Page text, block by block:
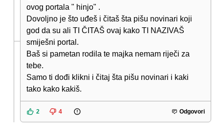
ovog portala " hinjo" .
Dovoljno je što uđeš i čitaš šta pišu novinari koji
god da su ali TI ČITAŠ ovaj kako TI NAZIVAŠ
smiješni portal.
Baš si pametan rodila te majka nemam riječi za
tebe.
Samo ti dođi klikni i čitaj šta pišu novinari i kaki
tako kako kakiš.
2 4 Odgovori